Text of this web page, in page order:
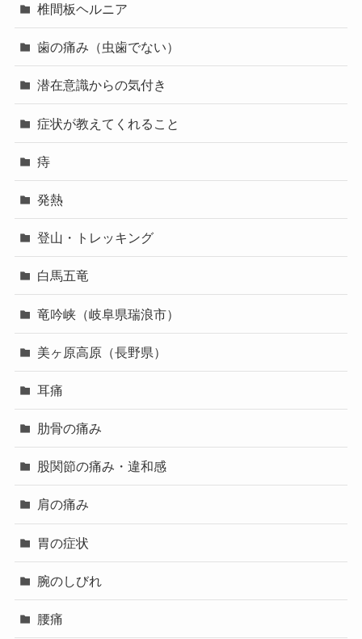
椎間板ヘルニア
歯の痛み（虫歯でない）
潜在意識からの気付き
症状が教えてくれること
痔
発熱
登山・トレッキング
白馬五竜
竜吟峡（岐阜県瑞浪市）
美ヶ原高原（長野県）
耳痛
肋骨の痛み
股関節の痛み・違和感
肩の痛み
胃の症状
腕のしびれ
腰痛